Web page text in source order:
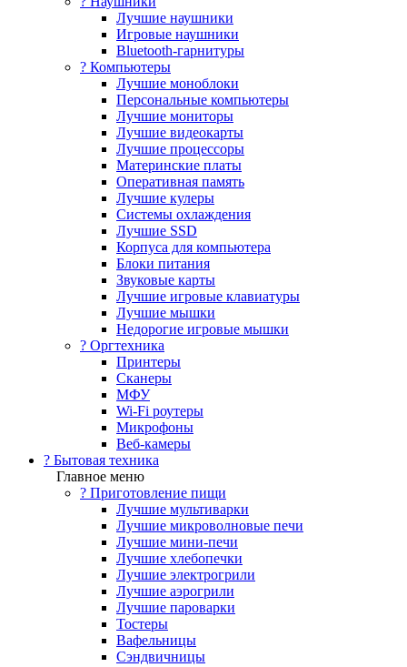
Лучшие наушники
Игровые наушники
Bluetooth-гарнитуры
?️ Компьютеры
Лучшие моноблоки
Персональные компьютеры
Лучшие мониторы
Лучшие видеокарты
Лучшие процессоры
Материнские платы
Оперативная память
Лучшие кулеры
Системы охлаждения
Лучшие SSD
Корпуса для компьютера
Блоки питания
Звуковые карты
Лучшие игровые клавиатуры
Лучшие мышки
Недорогие игровые мышки
?️ Оргтехника
Принтеры
Сканеры
МФУ
Wi-Fi роутеры
Микрофоны
Веб-камеры
? Бытовая техника
Главное меню
? Приготовление пищи
Лучшие мультиварки
Лучшие микроволновые печи
Лучшие мини-печи
Лучшие хлебопечки
Лучшие электрогрили
Лучшие аэрогрили
Лучшие пароварки
Тостеры
Вафельницы
Сэндвичницы